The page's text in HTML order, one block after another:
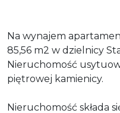
Na wynajem
85,56 m2 w dzielnicy
Nieruchomość
piętrowej kamienicy.
Nieruchomość składa